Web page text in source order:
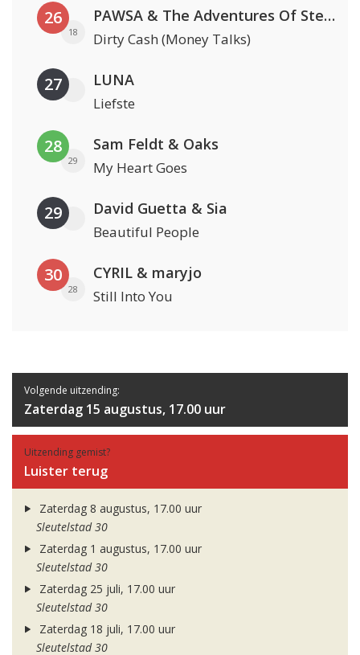
26
18
PAWSA & The Adventures Of Stevie V
Dirty Cash (Money Talks)
27 LUNA
Liefste
28
29
Sam Feldt & Oaks
My Heart Goes
29 David Guetta & Sia
Beautiful People
30
28
CYRIL & maryjo
Still Into You
Volgende uitzending:
Zaterdag 15 augustus, 17.00 uur
Uitzending gemist?
Luister terug
Zaterdag 8 augustus, 17.00 uur
Sleutelstad 30
Zaterdag 1 augustus, 17.00 uur
Sleutelstad 30
Zaterdag 25 juli, 17.00 uur
Sleutelstad 30
Zaterdag 18 juli, 17.00 uur
Sleutelstad 30